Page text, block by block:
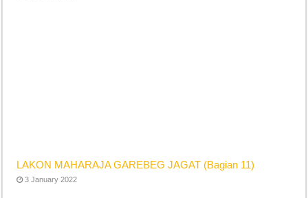
LAKON MAHARAJA GAREBEG JAGAT (Bagian 11)
3 January 2022